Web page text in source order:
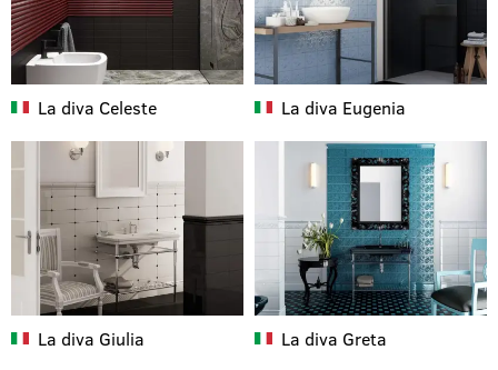
La diva Celeste La diva Eugenia
La diva Giulia La diva Greta